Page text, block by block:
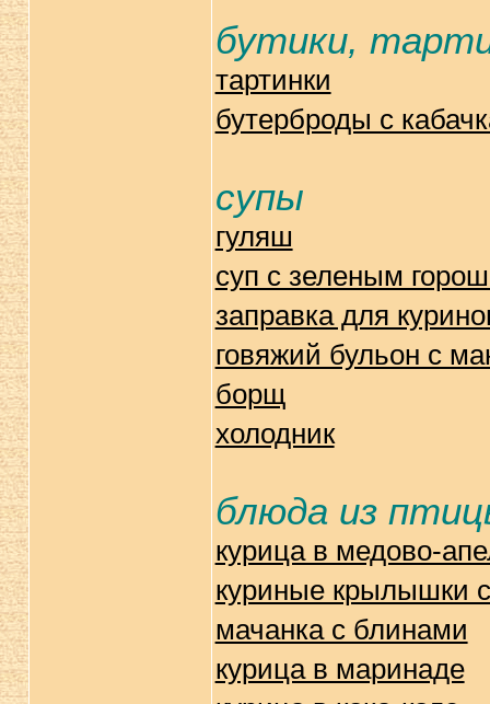
бутики,
тартинки
бутерброды с
супы
гуляш
суп с зеленым
заправка для
говяжий бульон с
борщ
холодник
блюда из
курица в медово-
куриные крылышки
мачанка с блинами
курица в маринаде